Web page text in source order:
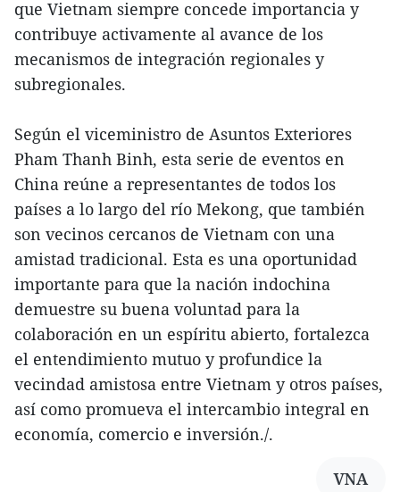
que Vietnam siempre concede importancia y
contribuye activamente al avance de los
mecanismos de integración regionales y
subregionales.
Según el viceministro de Asuntos Exteriores
Pham Thanh Binh, esta serie de eventos en
China reúne a representantes de todos los
países a lo largo del río Mekong, que también
son vecinos cercanos de Vietnam con una
amistad tradicional. Esta es una oportunidad
importante para que la nación indochina
demuestre su buena voluntad para la
colaboración en un espíritu abierto, fortalezca
el entendimiento mutuo y profundice la
vecindad amistosa entre Vietnam y otros países,
así como promueva el intercambio integral en
economía, comercio e inversión./.
VNA